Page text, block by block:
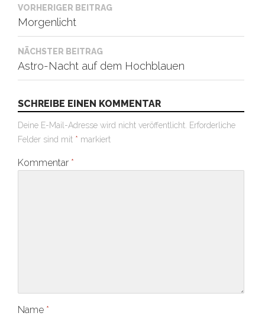
VORHERIGER BEITRAG
Morgenlicht
NÄCHSTER BEITRAG
Astro-Nacht auf dem Hochblauen
SCHREIBE EINEN KOMMENTAR
Deine E-Mail-Adresse wird nicht veröffentlicht. Erforderliche
Felder sind mit * markiert
Kommentar *
Name *